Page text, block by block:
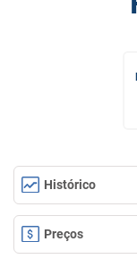
Histórico
Preços